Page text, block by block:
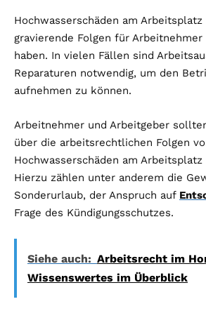
Hochwasserschäden am Arbeitsplatz
gravierende Folgen für
haben. In vielen Fällen sind
Reparaturen notwendig, um den
aufnehmen zu können.
Arbeitnehmer und Arbeitgeber
über die arbeitsrechtlichen Folgen
Hochwasserschäden am
Hierzu zählen unter anderem die
Sonderurlaub, der Anspruch auf
Frage des Kündigungsschutzes.
Siehe auch: Arbeitsrecht im
Wissenswertes im Überblick